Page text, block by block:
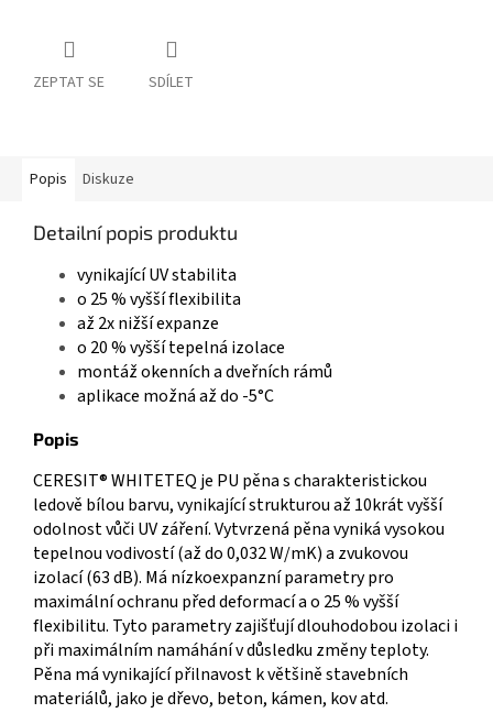
ZEPTAT SE SDÍLET
Popis Diskuze
Detailní popis produktu
vynikající UV stabilita
o 25 % vyšší flexibilita
až 2x nižší expanze
o 20 % vyšší tepelná izolace
montáž okenních a dveřních rámů
aplikace možná až do -5°C
Popis
CERESIT® WHITETEQ je PU pěna s charakteristickou
ledově bílou barvu, vynikající strukturou až 10krát vyšší
odolnost vůči UV záření. Vytvrzená pěna vyniká vysokou
tepelnou vodivostí (až do 0,032 W/mK) a zvukovou
izolací (63 dB). Má nízkoexpanzní parametry pro
maximální ochranu před deformací a o 25 % vyšší
flexibilitu. Tyto parametry zajišťují dlouhodobou izolaci i
při maximálním namáhání v důsledku změny teploty.
Pěna má vynikající přilnavost k většině stavebních
materiálů, jako je dřevo, beton, kámen, kov atd.